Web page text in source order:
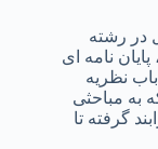
در رشته
نامه ای
نظریه
به مباحثی
گرفته تا